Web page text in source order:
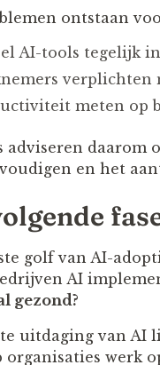
ontstaan
AI-tools tegelijk
verplichten
meten op
adviseren daarom
en het
golf van AI-
AI
gezond?
uitdaging van AI
organisaties werk